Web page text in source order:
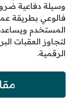
وسيلة دفاعية
فالوعي بطريقة
المستخدم
لتجاوز العقبات
الرقمية.